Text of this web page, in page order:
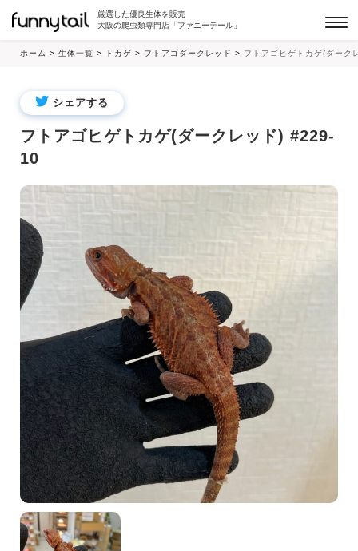
厳選した優良生体を販売
大阪の爬虫類専門店「ファニーテール」
ホーム > 生体一覧 > トカゲ > フトアゴダークレッド > フトアゴヒゲトカゲ(ダー
シェアする
フトアゴヒゲトカゲ(ダークレッド) #229-
10